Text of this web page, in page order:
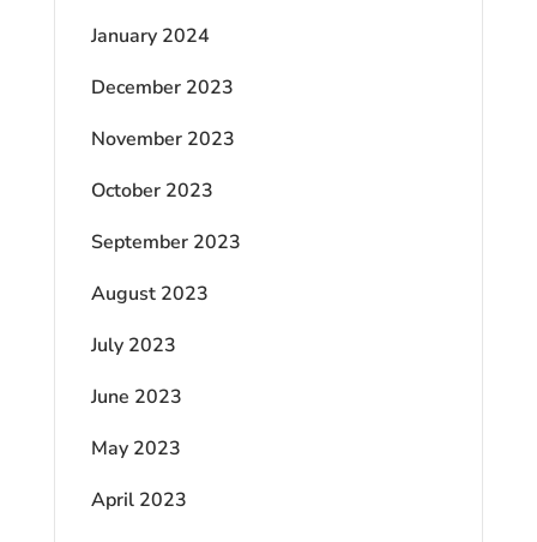
January 2024
December 2023
November 2023
October 2023
September 2023
August 2023
July 2023
June 2023
May 2023
April 2023